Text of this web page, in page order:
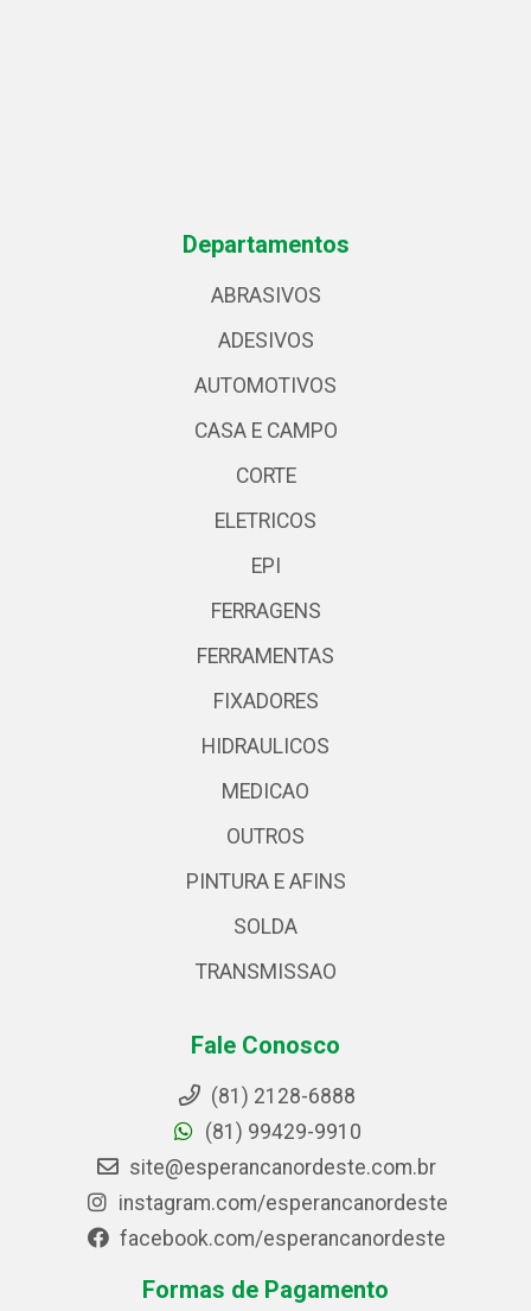
Departamentos
ABRASIVOS
ADESIVOS
AUTOMOTIVOS
CASA E CAMPO
CORTE
ELETRICOS
EPI
FERRAGENS
FERRAMENTAS
FIXADORES
HIDRAULICOS
MEDICAO
OUTROS
PINTURA E AFINS
SOLDA
TRANSMISSAO
Fale Conosco
(81) 2128-6888
(81) 99429-9910
site@esperancanordeste.com.br
instagram.com/esperancanordeste
facebook.com/esperancanordeste
Formas de Pagamento